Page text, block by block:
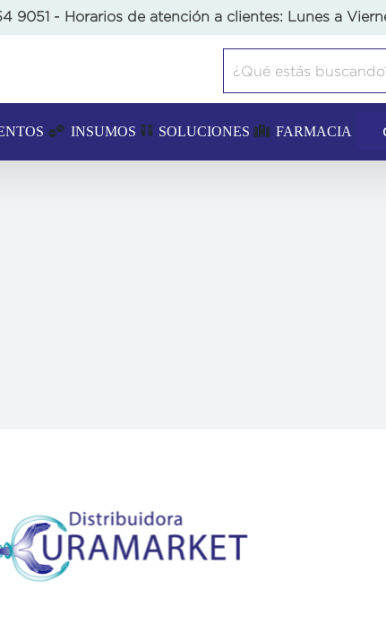
9051 - Horarios de atención a clientes: Lunes a
INSUMOS SOLUCIONES FARMACIA